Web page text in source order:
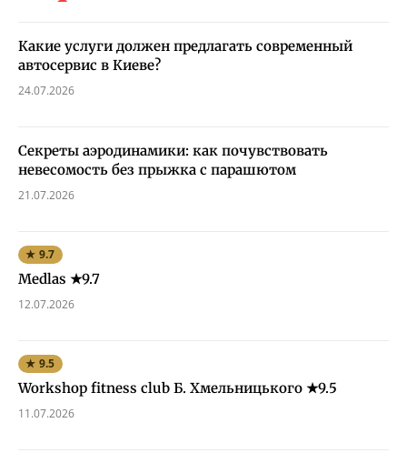
Какие услуги должен предлагать современный
автосервис в Киеве?
24.07.2026
Секреты аэродинамики: как почувствовать
невесомость без прыжка с парашютом
21.07.2026
★ 9.7
Medlas ★9.7
12.07.2026
★ 9.5
Workshop fitness club Б. Хмельницького ★9.5
11.07.2026